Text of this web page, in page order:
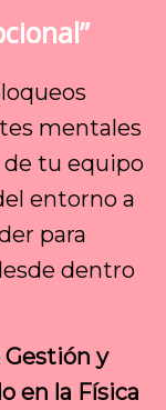
mentales
de tu equipo
entorno a
para
dentro
Gestión y
en la Física